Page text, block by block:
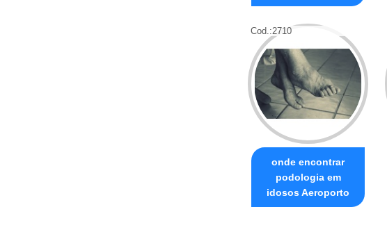
Cod.:2710
onde encontrar
podologia em
idosos Aeroporto